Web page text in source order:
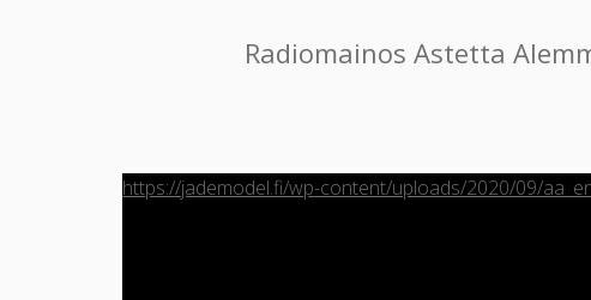
Radiomainos Astetta
https://jademodel.fi/wp-content/uploads/2020/09/